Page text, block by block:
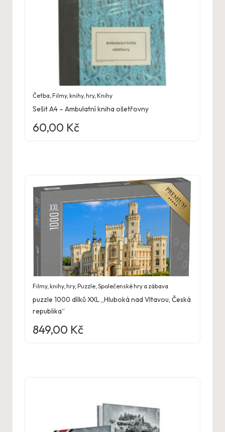
Četba ,Filmy, knihy, hry,Knihy
Sešit A4 – Ambulatní kniha ošetřovny
60,00 Kč
Filmy, knihy, hry,Puzzle,Společenské hry a zábava
puzzle 1000 dílků XXL „Hluboká nad Vltavou, Česká
republika“
849,00 Kč